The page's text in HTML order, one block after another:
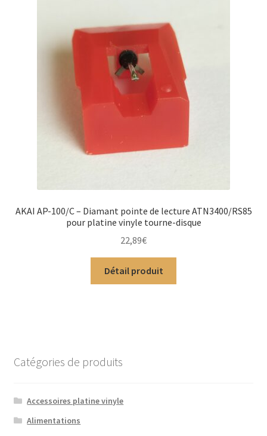
AKAI AP-100/C – Diamant pointe de lecture ATN3400/RS85
pour platine vinyle tourne-disque
22,89€
Détail produit
Catégories de produits
Accessoires platine vinyle
Alimentations